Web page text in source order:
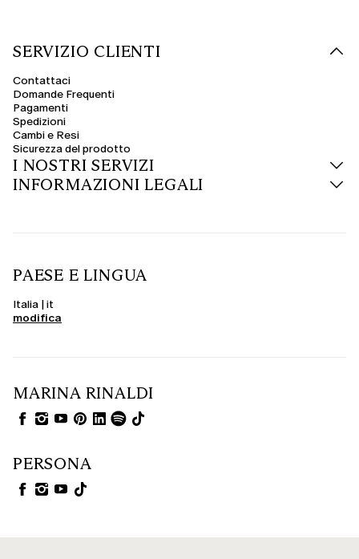
SERVIZIO CLIENTI
Contattaci
Domande Frequenti
Pagamenti
Spedizioni
Cambi e Resi
Sicurezza del prodotto
I NOSTRI SERVIZI
INFORMAZIONI LEGALI
PAESE E LINGUA
Italia | it
modifica
MARINA RINALDI
PERSONA